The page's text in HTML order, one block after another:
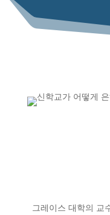
그레이스 대학의 교